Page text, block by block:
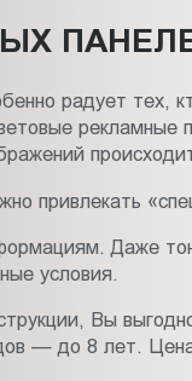
радует тех,
рекламные
привлекать
Даже
условия.
Вы
— до 8 лет. Цена